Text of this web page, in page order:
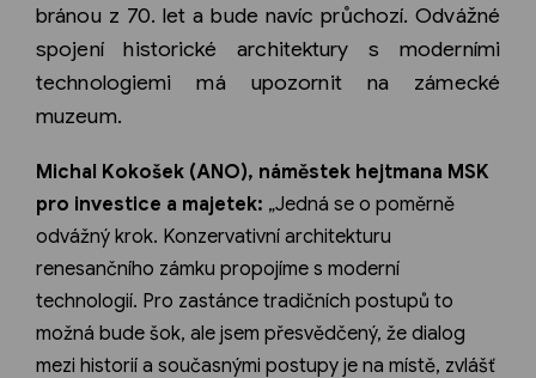
bránou z 70. let a bude navíc průchozí. Odvážné
spojení historické architektury s moderními
technologiemi má upozornit na zámecké
muzeum.
Michal Kokošek (ANO), náměstek hejtmana MSK
pro investice a majetek: „Jedná se o poměrně
odvážný krok. Konzervativní architekturu
renesančního zámku propojíme s moderní
technologií. Pro zastánce tradičních postupů to
možná bude šok, ale jsem přesvědčený, že dialog
mezi historií a současnými postupy je na místě, zvlášť